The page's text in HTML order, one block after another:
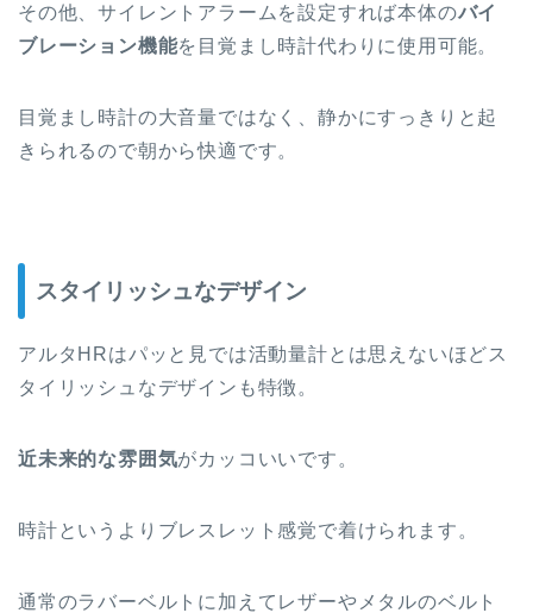
その他、サイレントアラームを設定すれば本体のバイ
ブレーション機能を目覚まし時計代わりに使用可能。
目覚まし時計の大音量ではなく、静かにすっきりと起
きられるので朝から快適です。
スタイリッシュなデザイン
アルタHRはパッと見では活動量計とは思えないほどス
タイリッシュ なデザインも特徴。
近未来的な雰囲気がカッコいいです。
時計というよりブレスレット感覚で着けられます。
通常のラバーベルトに加えてレザーやメタルのベルト